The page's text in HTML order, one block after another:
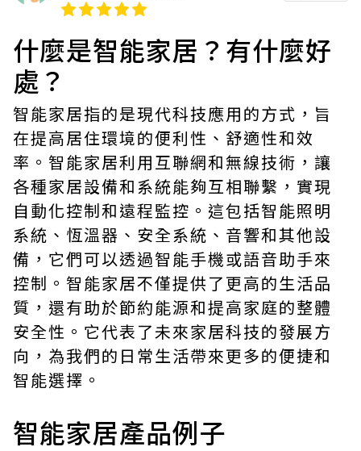
什麼是智能家居？有什麼好
處？
智能家居指的是現代科技應用的方式，旨
在提高居住環境的便利性、舒適性和效
率。智能家居利用互聯網和無線技術，讓
各種家居設備和系統能夠互相聯繫，實現
自動化控制和遠程監控。這包括智能照明
系統、恆溫器、安全系統、音響和其他設
備，它們可以透過智能手機或語音助手來
控制。智能家居不僅提供了更高的生活品
質，還有助於節約能源和提高家庭的整體
安全性。它代表了未來家居科技的發展方
向，為我們的日常生活帶來更多的便捷和
智能選擇。
智能家居產品例子